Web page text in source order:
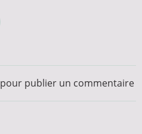
pour publier un commentaire